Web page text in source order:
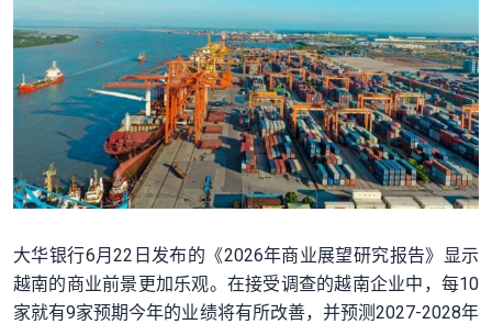
大华银行6月22日发布的《2026年商业展望研究报告》显示
越南的商业前景更加乐观。在接受调查的越南企业中，每10
家就有9家预期今年的业绩将有所改善，并预测2027-2028年